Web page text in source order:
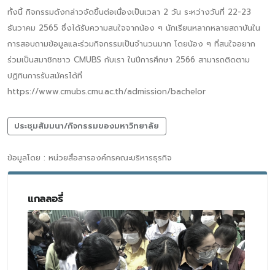
ทั้งนี้ กิจกรรมดังกล่าวจัดขึ้นต่อเนื่องเป็นเวลา 2 วัน ระหว่างวันที่ 22-23
ธันวาคม 2565 ซึ่งได้รับความสนใจจากน้อง ๆ นักเรียนหลากหลายสถาบันใน
การสอบถามข้อมูลและร่วมกิจกรรมเป็นจำนวนมาก โดยน้อง ๆ ที่สนใจอยาก
ร่วมเป็นสมาชิกชาว CMUBS กับเรา ในปีการศึกษา 2566 สามารถติดตาม
ปฏิทินการรับสมัครได้ที่
https://www.cmubs.cmu.ac.th/admission/bachelor
ประชุมสัมมนา/กิจกรรมของมหาวิทยาลัย
ข้อมูลโดย : หน่วยสื่อสารองค์กรคณะบริหารธุรกิจ
แกลลอรี่